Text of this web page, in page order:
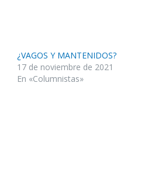
¿VAGOS Y MANTENIDOS?
17 de noviembre de 2021
En «Columnistas»